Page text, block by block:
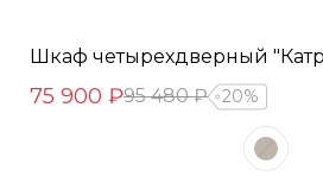
Шкаф четырехдверный
75 900 ₽95 480 ₽ 20%